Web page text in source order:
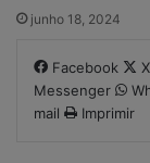
junho 18, 2024
Facebook X
Messenger
mail
Imprimir